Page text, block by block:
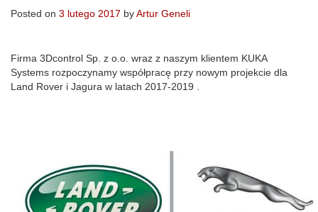
Posted on 3 lutego 2017 byArtur Geneli
Firma 3Dcontrol Sp. z o.o. wraz z naszym klientem KUKA
Systems rozpoczynamy współpracę przy nowym projekcie dla
Land Rover i Jagura w latach 2017-2019 .